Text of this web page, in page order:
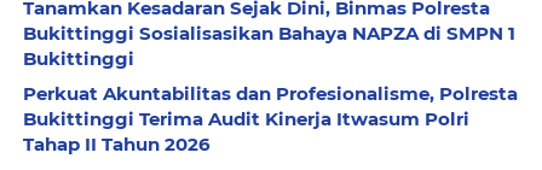
Tanamkan Kesadaran Sejak Dini, Binmas Polresta
Bukittinggi Sosialisasikan Bahaya NAPZA di SMPN 1
Bukittinggi
Perkuat Akuntabilitas dan Profesionalisme, Polresta
Bukittinggi Terima Audit Kinerja Itwasum Polri
Tahap II Tahun 2026